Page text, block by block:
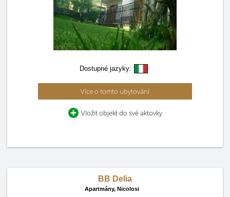
Dostupné jazyky:
Více o tomto ubytování
Vložit objekt do své aktovky
BB Delia
Apartmány, Nicolosi